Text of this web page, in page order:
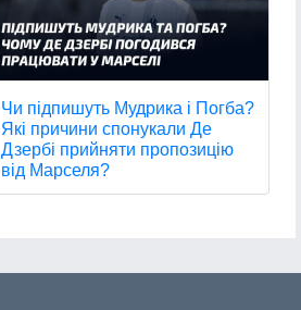
Чи підпишуть Мудрика і Погба?
Які причини спонукали Де
Дзербі прийняти пропозицію
від Марселя?